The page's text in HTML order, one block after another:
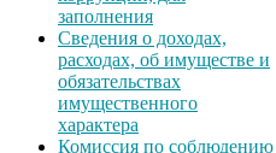
заполнения
Сведения о доходах,
расходах, об имуществе и
обязательствах
имущественного
характера
Комиссия по соблюдению